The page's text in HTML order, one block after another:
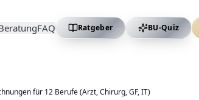
FAQ Ratgeber BU-Quiz
für 12 Berufe (Arzt, Chirurg, GF, IT)